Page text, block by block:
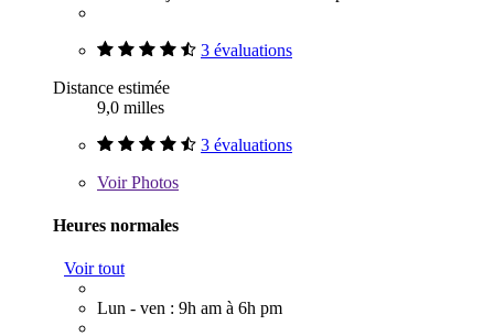
3 évaluations
Distance estimée
9,0 milles
3 évaluations
VoirPhotos
Heures normales
Voir tout
Lun - ven : 9h am à 6h pm